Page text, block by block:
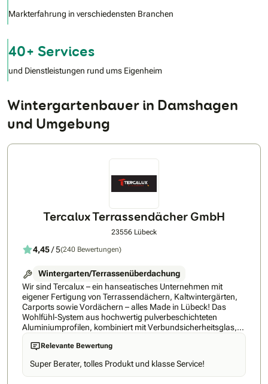
Markterfahrung in verschiedensten Branchen
40+ Services
und Dienstleistungen rund ums Eigenheim
Wintergartenbauer in Damshagen
und Umgebung
Tercalux Terrassendächer GmbH
23556 Lübeck
4,45/ 5(240 Bewertungen)
Wintergarten/Terrassenüberdachung
Wir sind Tercalux – ein hanseatisches Unternehmen mit
eigener Fertigung von Terrassendächern, Kaltwintergärten,
Carports sowie Vordächern – alles Made in Lübeck! Das
Wohlfühl-System aus hochwertig pulverbeschichteten
Aluminiumprofilen, kombiniert mit Verbundsicherheitsglas,
für den Bau Ihrer Träume. Tercalux bietet Ihnen: • Preiswert
durch eigene Produktion Made in Lübeck • Alles aus einer
Hand von Beratung bis Montage • Festpreisgarantie – keine
versteckten Kosten • Professionelle, fachgerechte Montage •
Dachformen gemäß Ihrer Wünsche • Genaue
Relevante Bewertung
Super Berater, tolles Produkt und klasse Service!